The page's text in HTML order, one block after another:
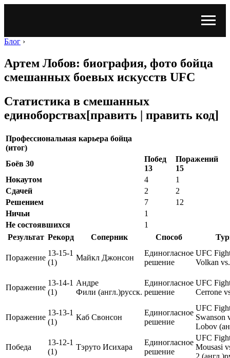
Блог ›
Артем Лобов: биография, фото бойца
смешанных боевых искусств UFC
Статистика в смешанных
единоборствах[править | править код]
Профессиональная карьера бойца
(итог)
Боёв 30
Побед
13
Поражений
15
Нокаутом
4
1
Сдачей
2
2
Решением
7
12
Ничьи
1
Не состоявшихся
1
Результат Рекорд Соперник Способ
Поражение
13-15-1
(1)
Майкл Джонсон
Единогласное
решение
UFC
Volkan
Поражение
13-14-1
(1)
Андре
Фили (англ.)русск.
Единогласное
решение
UFC
Cerrone
Поражение
13-13-1
(1)
Каб Свонсон
Единогласное
решение
UFC
Swanson
Lobov
Победа
13-12-1
(1)
Тэруто Исихара
Единогласное
решение
UFC
Mousasi
2